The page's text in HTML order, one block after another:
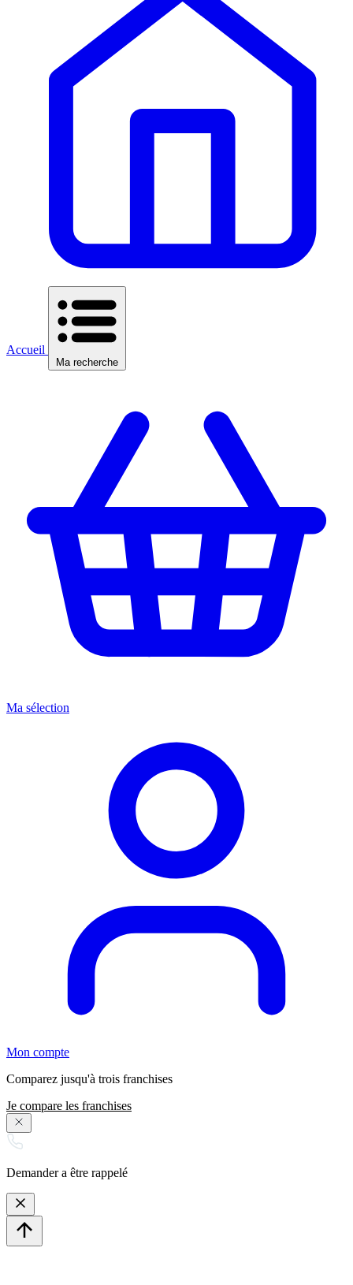
Accueil
Ma recherche
Ma sélection
Mon compte
Comparez jusqu'à trois franchises
Je compare les franchises
Demander a être rappelé